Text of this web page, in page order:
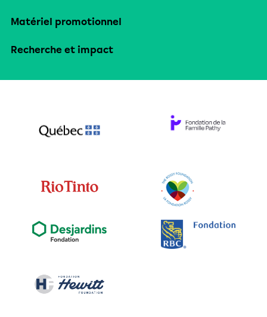
Matériel promotionnel
Recherche et impact